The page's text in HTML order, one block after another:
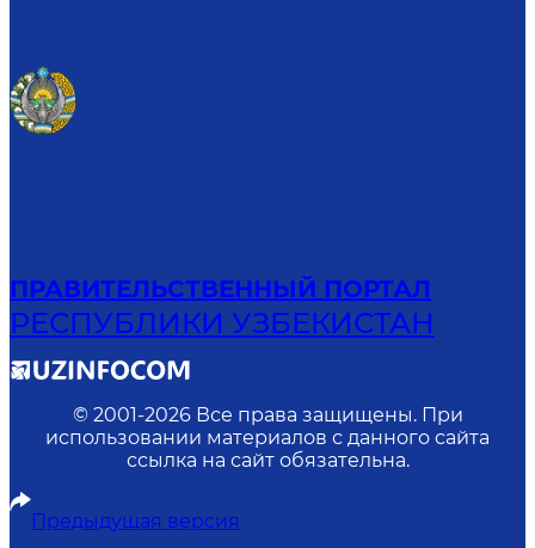
ПРАВИТЕЛЬСТВЕННЫЙ ПОРТАЛ
РЕСПУБЛИКИ УЗБЕКИСТАН
© 2001-2026 Все права защищены. При
использовании материалов с данного сайта
ссылка на сайт обязательна.
Предыдущая версия